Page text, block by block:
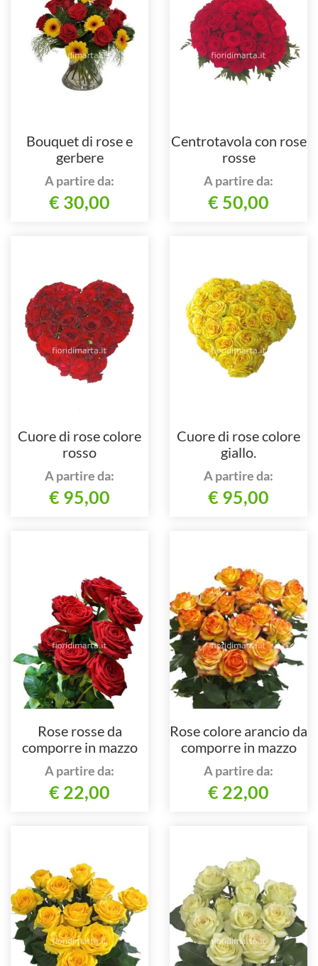
Bouquet di rose e
gerbere
A partire da:
€ 30,00
Centrotavola con rose
rosse
A partire da:
€ 50,00
Cuore di rose colore
rosso
A partire da:
€ 95,00
Cuore di rose colore
giallo.
A partire da:
€ 95,00
Rose rosse da
comporre in mazzo
per numero di steli.
A partire da:
€ 22,00
Rose colore arancio da
comporre in mazzo
per numero di steli.
A partire da:
€ 22,00